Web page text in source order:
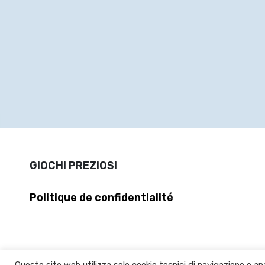
GIOCHI PREZIOSI
Politique de confidentialité